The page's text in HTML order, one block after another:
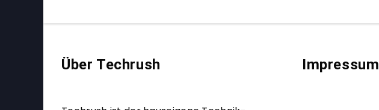
Über Techrush Impressum